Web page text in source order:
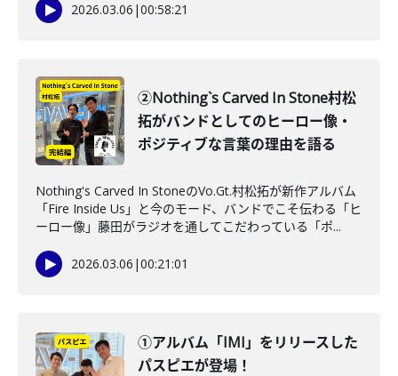
2026.03.06 |00:58:21
②Nothing`s Carved In Stone村松
拓がバンドとしてのヒーロー像・
ポジティブな言葉の理由を語る
Nothing's Carved In StoneのVo.Gt.村松拓が新作アルバム
「Fire Inside Us」と今のモード、バンドでこそ伝わる「ヒ
ーロー像」藤田がラジオを通してこだわっている「ポ...
2026.03.06 |00:21:01
①アルバム「IMI」をリリースした
パスピエが登場！